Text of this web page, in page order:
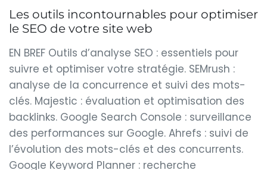
Les outils incontournables pour optimiser
le SEO de votre site web
EN BREF Outils d’analyse SEO : essentiels pour
suivre et optimiser votre stratégie. SEMrush :
analyse de la concurrence et suivi des mots-
clés. Majestic : évaluation et optimisation des
backlinks. Google Search Console : surveillance
des performances sur Google. Ahrefs : suivi de
l’évolution des mots-clés et des concurrents.
Google Keyword Planner : recherche